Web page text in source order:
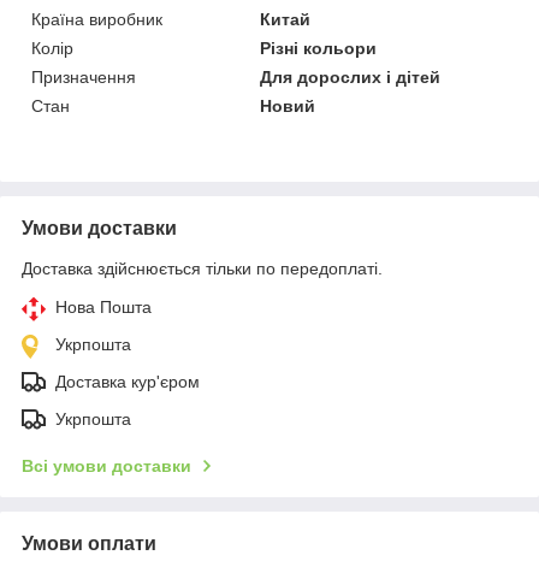
Країна виробник
Китай
Колір
Різні кольори
Призначення
Для дорослих і дітей
Стан
Новий
Умови доставки
Доставка здійснюється тільки по передоплаті.
Нова Пошта
Укрпошта
Доставка кур'єром
Укрпошта
Всі умови доставки
Умови оплати